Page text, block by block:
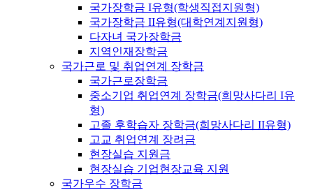
국가장학금 I유형(학생직접지원형)
국가장학금 II유형(대학연계지원형)
다자녀 국가장학금
지역인재장학금
국가근로 및 취업연계 장학금
국가근로장학금
중소기업 취업연계 장학금(희망사다리 I유
형)
고졸 후학습자 장학금(희망사다리 II유형)
고교 취업연계 장려금
현장실습 지원금
현장실습 기업현장교육 지원
국가우수 장학금